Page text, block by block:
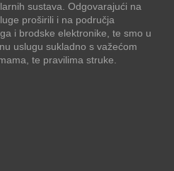
sustava. Odgovarajući na
proširili i na područja
i brodske elektronike, te smo u
uslugu sukladno s važećom
te pravilima struke.